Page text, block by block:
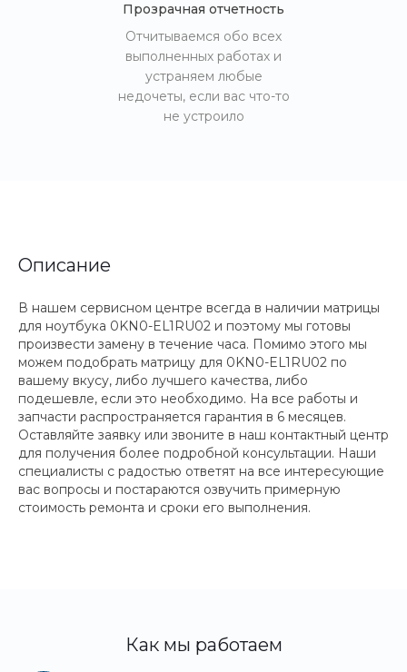
Прозрачная отчетность
Отчитываемся обо всех
выполненных работах и
устраняем любые
недочеты, если вас что-то
не устроило
Описание
В нашем сервисном центре всегда в наличии матрицы
для ноутбука 0KN0-EL1RU02 и поэтому мы готовы
произвести замену в течение часа. Помимо этого мы
можем подобрать матрицу для 0KN0-EL1RU02 по
вашему вкусу, либо лучшего качества, либо
подешевле, если это необходимо. На все работы и
запчасти распространяется гарантия в 6 месяцев.
Оставляйте заявку или звоните в наш контактный центр
для получения более подробной консультации. Наши
специалисты с радостью ответят на все интересующие
вас вопросы и постараются озвучить примерную
стоимость ремонта и сроки его выполнения.
Как мы работаем